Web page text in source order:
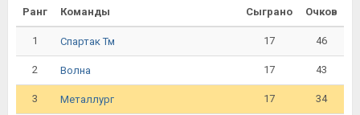
Ранг Команды Сыграно Очков
1 Спартак Тм 17 46
2 Волна 17 43
3 Металлург 17 34